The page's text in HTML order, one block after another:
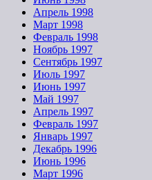
Апрель 1998
Март 1998
Февраль 1998
Ноябрь 1997
Сентябрь 1997
Июль 1997
Июнь 1997
Май 1997
Апрель 1997
Февраль 1997
Январь 1997
Декабрь 1996
Июнь 1996
Март 1996